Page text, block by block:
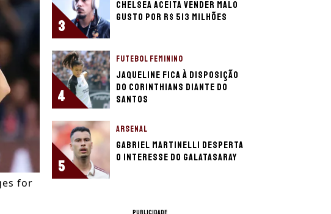
for
3
Chelsea aceita vender Malo
Gusto por R$ 513 milhões
4
FUTEBOL FEMININO
Jaqueline fica à disposição
do Corinthians diante do
Santos
5
ARSENAL
Gabriel Martinelli desperta
o interesse do Galatasaray